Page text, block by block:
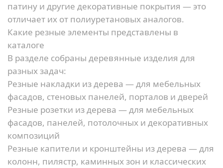
патину и другие декоративные покрытия — это
отличает их от полиуретановых аналогов.
Какие резные элементы представлены в
каталоге
В разделе собраны деревянные изделия для
разных задач:
Резные накладки из дерева — для мебельных
фасадов, стеновых панелей, порталов и дверей
Резные розетки из дерева — для мебельных
фасадов, панелей, потолочных и декоративных
композиций
Резные капители и кронштейны из дерева — для
колонн, пилястр, каминных зон и классических